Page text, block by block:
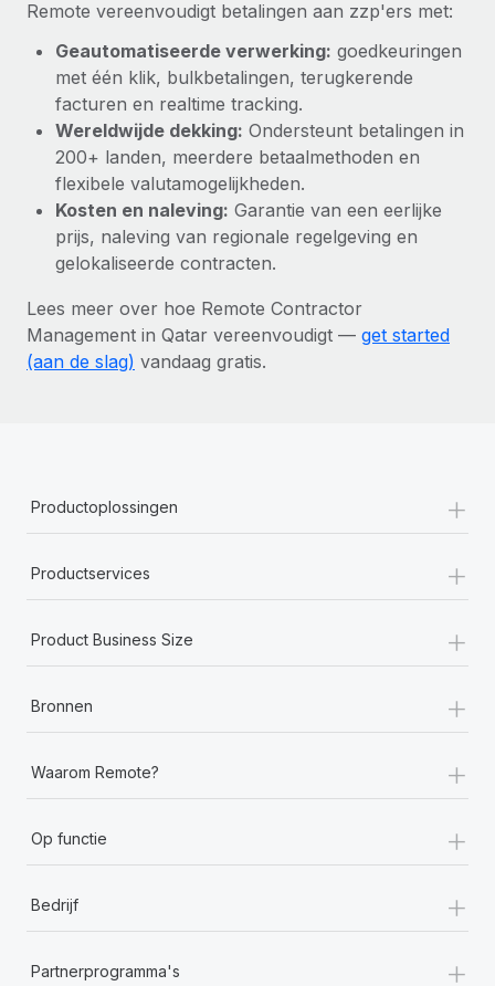
Remote vereenvoudigt betalingen aan zzp'ers met:
Geautomatiseerde verwerking: goedkeuringen
met één klik, bulkbetalingen, terugkerende
facturen en realtime tracking.
Wereldwijde dekking: Ondersteunt betalingen in
200+ landen, meerdere betaalmethoden en
flexibele valutamogelijkheden.
Kosten en naleving: Garantie van een eerlijke
prijs, naleving van regionale regelgeving en
gelokaliseerde contracten.
Lees meer over hoe Remote Contractor
Management in Qatar vereenvoudigt — get started
(aan de slag) vandaag gratis.
Productoplossingen +
Productservices +
Product Business Size +
Bronnen +
Waarom Remote? +
Op functie +
Bedrijf +
Partnerprogramma's +